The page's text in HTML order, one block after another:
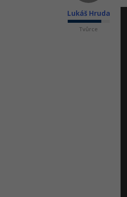
Lukáš Hruda
Tvůrce